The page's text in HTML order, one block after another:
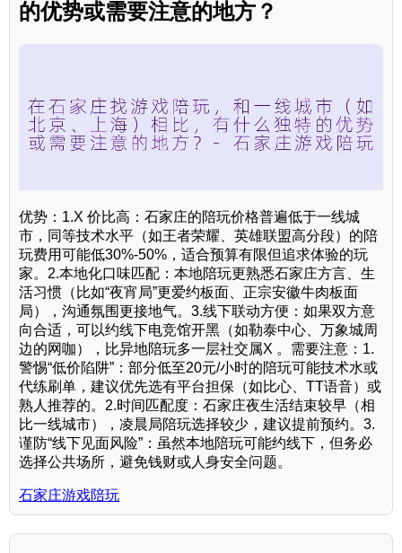
的优势或需要注意的地方？
优势：1.X 价比高：石家庄的陪玩价格普遍低于一线城
市，同等技术水平（如王者荣耀、英雄联盟高分段）的陪
玩费用可能低30%-50%，适合预算有限但追求体验的玩
家。2.本地化口味匹配：本地陪玩更熟悉石家庄方言、生
活习惯（比如“夜宵局”更爱约板面、正宗安徽牛肉板面
局），沟通氛围更接地气。3.线下联动方便：如果双方意
向合适，可以约线下电竞馆开黑（如勒泰中心、万象城周
边的网咖），比异地陪玩多一层社交属X 。需要注意：1.
警惕“低价陷阱”：部分低至20元/小时的陪玩可能技术水或
代练刷单，建议优先选有平台担保（如比心、TT语音）或
熟人推荐的。2.时间匹配度：石家庄夜生活结束较早（相
比一线城市），凌晨局陪玩选择较少，建议提前预约。3.
谨防“线下见面风险”：虽然本地陪玩可能约线下，但务必
选择公共场所，避免钱财或人身安全问题。
石家庄游戏陪玩